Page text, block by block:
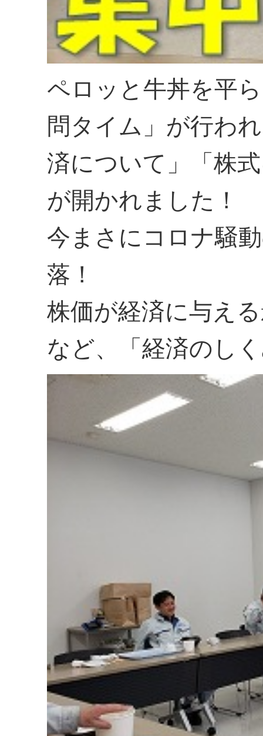
ペロッと牛丼を平
問タイム」が行わ
済について」「株
が開かれました！
今まさにコロナ騒
落！
株価が経済に与え
など、「経済のし